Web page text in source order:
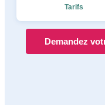
Tarifs
Demandez